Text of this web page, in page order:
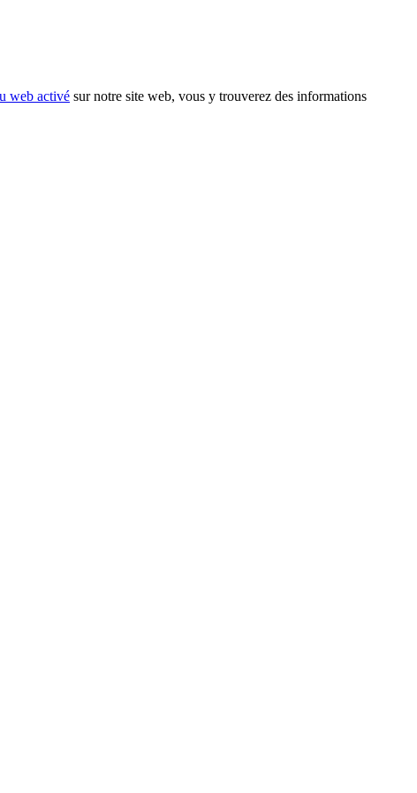
web activé sur notre site web, vous y trouverez des informations